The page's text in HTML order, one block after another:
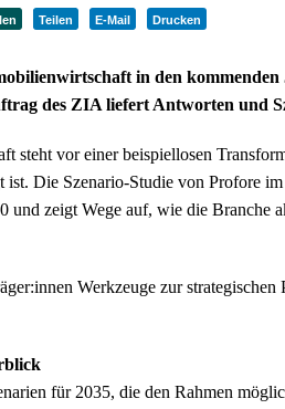
Teilen E-Mail Drucken
in den
des ZIA liefert Antworten und
steht vor einer beispiellosen
ist. Die Szenario-Studie von Profore
und zeigt Wege auf, wie die Branche
Werkzeuge zur
für 2035, die den Rahmen